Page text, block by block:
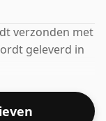
verzonden met
geleverd in